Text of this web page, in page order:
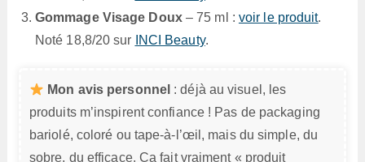
Gommage Visage Doux– 75 ml : voir le produit.
Noté 18,8/20 sur
INCI Beauty.
Mon avis personnel : déjà au visuel, les
produits m’inspirent confiance ! Pas de packaging
bariolé, coloré ou tape-à-l’œil, mais du simple, du
sobre, du efficace. Ça fait vraiment « produit